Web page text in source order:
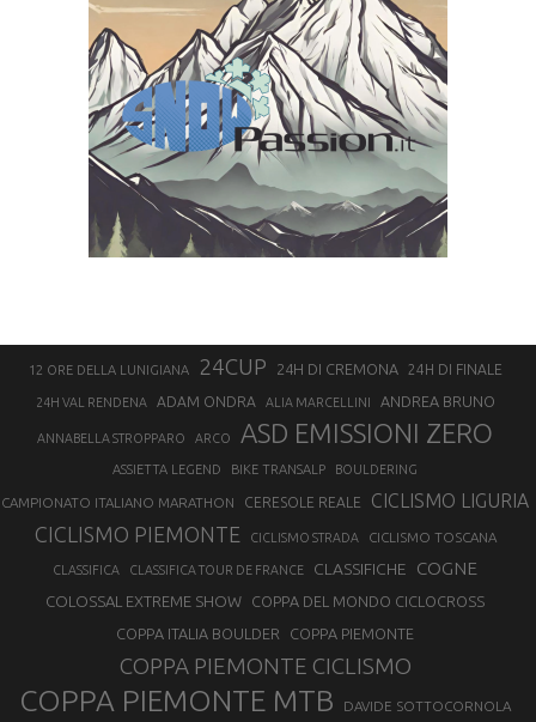
12 ORE DELLA LUNIGIANA 24CUP 24H DI CREMONA 24H DI FINALE
24H VAL RENDENA ADAM ONDRA ALIA MARCELLINI ANDREA BRUNO
ANNABELLA STROPPARO ARCO ASD EMISSIONI ZERO
ASSIETTA LEGEND BIKE TRANSALP BOULDERING
CAMPIONATO ITALIANO MARATHON CERESOLE REALE CICLISMO LIGURIA
CICLISMO PIEMONTE CICLISMO STRADA CICLISMO TOSCANA
CLASSIFICA CLASSIFICA TOUR DE FRANCE CLASSIFICHE COGNE
COLOSSAL EXTREME SHOW
COPPA DEL MONDO CICLOCROSS
COPPA ITALIA BOULDER
COPPA PIEMONTE
COPPA PIEMONTE CICLISMO
COPPA PIEMONTE MTB DAVIDE SOTTOCORNOLA